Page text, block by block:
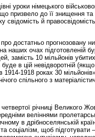
уроки німецького
призвело до її знищення
й
достатньо прогнозовану
наших очах підготовленій
замість 10 мільйонів
в цій невідворотній
1914-1918 роках 30
спільного з
річниці
веліннями
в дрібноселянській
соціалізм, щоб